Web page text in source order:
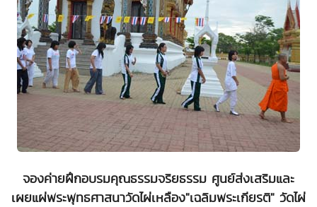
จองค่ายฝึกอบรมคุณธรรมจริยธรรม ศูนย์ส่งเสริมและ
เผยแผ่พระพุทธศาสนาวัดไผ่เหลือง"เฉลิมพระเกียรติ" วัดไผ่